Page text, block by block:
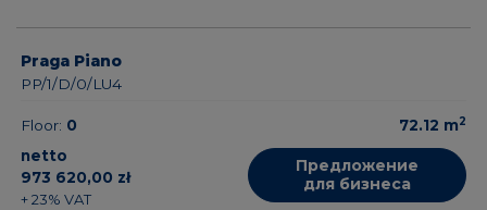
Praga Piano
PP/1/D/0/LU4
Floor: 0
netto
973 620,00 zł
+ 23% VAT
72.12 m2
Предложение
для бизнеса